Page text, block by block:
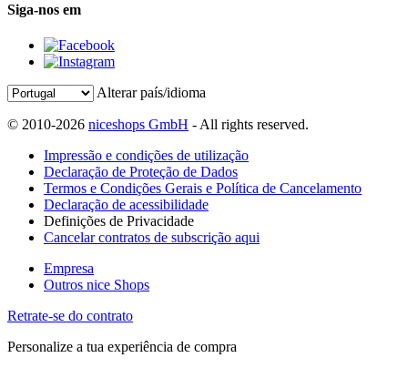
Siga-nos em
Alterar país/idioma
© 2010-2026 niceshops GmbH - All rights reserved.
Impressão e condições de utilização
Declaração de Proteção de Dados
Termos e Condições Gerais e Política de Cancelamento
Declaração de acessibilidade
Definições de Privacidade
Cancelar contratos de subscrição aqui
Empresa
Outros nice Shops
Retrate-se do contrato
Personalize a tua experiência de compra